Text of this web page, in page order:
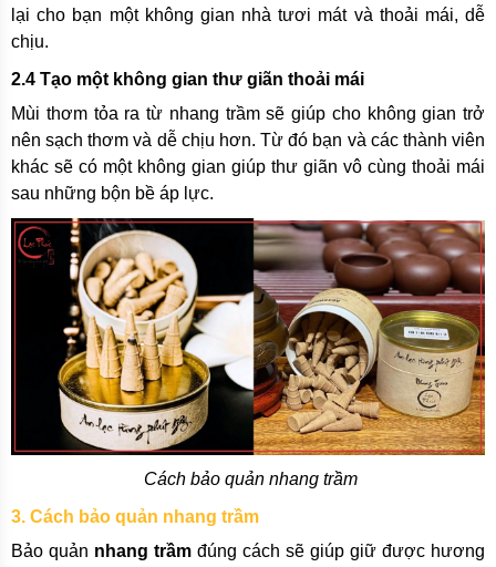
lại cho bạn một không gian nhà tươi mát và thoải mái, dễ
chịu.
2.4 Tạo một không gian thư giãn thoải mái
Mùi thơm tỏa ra từ nhang trầm sẽ giúp cho không gian trở
nên sạch thơm và dễ chịu hơn. Từ đó bạn và các thành viên
khác sẽ có một không gian giúp thư giãn vô cùng thoải mái
sau những bộn bề áp lực.
Cách bảo quản nhang trầm
3. Cách bảo quản nhang trầm
Bảo quản nhang trầm đúng cách sẽ giúp giữ được hương